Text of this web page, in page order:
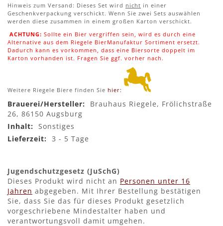
Hinweis zum Versand: Dieses Set wird nicht in einer
Geschenkverpackung verschickt. Wenn Sie zwei Sets auswählen
werden diese zusammen in einem großen Karton verschickt.
ACHTUNG: Sollte ein Bier vergriffen sein, wird es durch eine
Alternative aus dem Riegele BierManufaktur Sortiment ersetzt.
Dadurch kann es vorkommen, dass eine Biersorte doppelt im
Karton vorhanden ist. Fragen Sie ggf. vorher nach.
Weitere Riegele Biere finden Sie hier:
Mehr
Informationen
Brauhaus Riegele, Frölichstraße
26, 86150 Augsburg
Sonstiges
3 - 5 Tage
Jugendschutzgesetz (JuSchG)
Dieses Produkt wird nicht an Personen unter 16
Jahren abgegeben. Mit Ihrer Bestellung bestätigen
Sie, dass Sie das für dieses Produkt gesetzlich
vorgeschriebene Mindestalter haben und
verantwortungsvoll damit umgehen.